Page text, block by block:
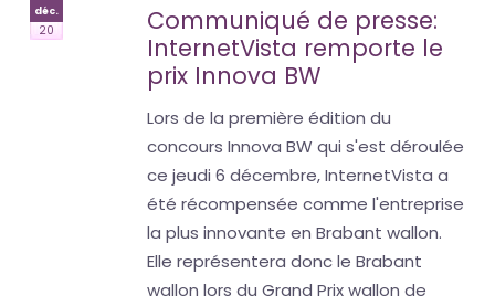
déc.
20
Communiqué de presse:
InternetVista remporte le
prix Innova BW
Lors de la première édition du
concours Innova BW qui s'est déroulée
ce jeudi 6 décembre, InternetVista a
été récompensée comme l'entreprise
la plus innovante en Brabant wallon.
Elle représentera donc le Brabant
wallon lors du Grand Prix wallon de